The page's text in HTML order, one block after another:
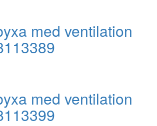
med ventilation
med ventilation